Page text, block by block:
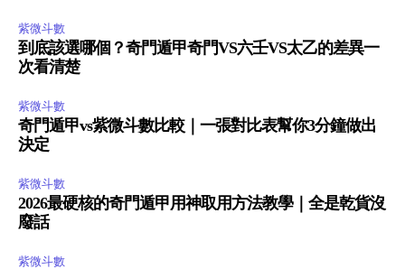
紫微斗數
到底該選哪個？奇門遁甲奇門VS六壬VS太乙的差異一
次看清楚
紫微斗數
奇門遁甲vs紫微斗數比較｜一張對比表幫你3分鐘做出
決定
紫微斗數
2026最硬核的奇門遁甲用神取用方法教學｜全是乾貨沒
廢話
紫微斗數